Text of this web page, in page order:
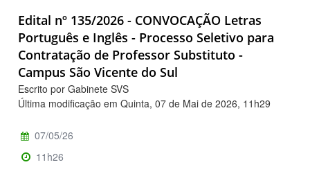
Edital nº 135/2026 - CONVOCAÇÃO Letras
Português e Inglês - Processo Seletivo para
Contratação de Professor Substituto -
Campus São Vicente do Sul
Escrito por Gabinete SVS
Última modificação em Quinta, 07 de Mai de 2026, 11h29
07/05/26
11h26